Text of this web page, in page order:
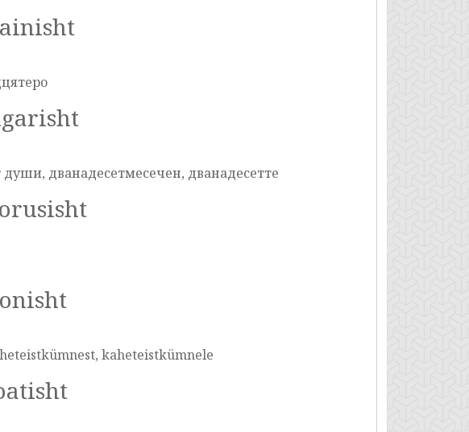
дванадесетмесечен, дванадесетте
kaheteistkümnele